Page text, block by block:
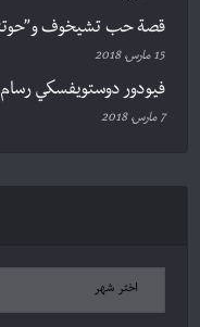
قصة حب تشيخوف
15 مارس، 2018
فيودور دوستويفسكي
7 مارس، 2018